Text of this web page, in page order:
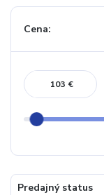
Cena:
€
Predajný status